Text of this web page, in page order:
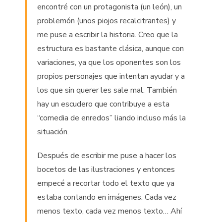
encontré con un protagonista (un león), un
problemón (unos piojos recalcitrantes) y
me puse a escribir la historia. Creo que la
estructura es bastante clásica, aunque con
variaciones, ya que los oponentes son los
propios personajes que intentan ayudar y a
los que sin querer les sale mal. También
hay un escudero que contribuye a esta
“comedia de enredos” liando incluso más la
situación.
Después de escribir me puse a hacer los
bocetos de las ilustraciones y entonces
empecé a recortar todo el texto que ya
estaba contando en imágenes. Cada vez
menos texto, cada vez menos texto… Ahí